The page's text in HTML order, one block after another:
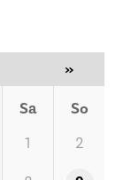
»
Sa So
1 2